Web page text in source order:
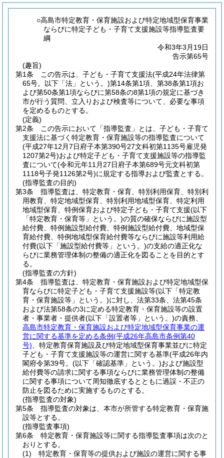
○高島市特定教育・保育施設および特定地域型保育事業
ならびに特定子ども・子育て支援施設等指導監査要
綱
令和3年3月19日
告示第65号
(趣旨)
第1条
この告示は、子ども・子育て支援法(平成24年法律第
65号。以下「法」という。)第14条第1項、第38条第1項お
よび第50条第1項ならびに第58条の8第1項の規定に基づき
市が行う質問、立入りおよび検査等について、必要な事項
を定めるものとする。
(定義)
第2条
この告示において「指導監査」とは、子ども・子育て
支援法に基づく特定教育・保育施設等の指導監査について
(平成27年12月7日府子本第390号27文科初第1135号雇児発
1207第2号)および特定子ども・子育て支援施設等の指導監
査について(令和元年11月27日府子本第689号元文科初第
1118号子発1126第2号)に規定する指導および監査とする。
(指導監査の目的)
第3条
指導監査は、特定教育・保育、特別利用保育、特別利
用教育、特定地域型保育、特別利用地域型保育、特定利用
地域型保育、特例保育および特定子ども・子育て支援(以下
「特定教育・保育等」という。)の質の確保ならびに施設型
給付費、特例施設型給付費、特例施設型給付費、地域型保
育給付費、特例地域型保育給付費等ならびに施設等利用給
付費(以下「施設型給付費等」という。)の支給の適正化な
らびに業務管理体制の整備の適正化を図ることを目的とす
る。
(指導監査の方針)
第4条
指導監査は、特定教育・保育施設および特定地域型保
育ならびに特定子ども・子育て支援施設等(以下「特定教
育・保育施設等」という。)に対し、法第33条、法第45条
および法第58条の3に定める特定教育・保育施設等の設置
者・事業者・提供者(以下「設置者等」という。)の責務、
高島市特定教育・保育施設および特定地域型保育事業の運
営に関する基準を定める条例(平成26年高島市条例第40
号) 、特定教育保育施設及び特定地域型保育事業並びに特定
子ども・子育て支援施設等の運営に関する基準(平成26年内
閣府令第39号。 (以下「確認基準」という。)および施設型
給付費等の請求に関する事項ならびに業務管理体制の整備
に関する事項について周知徹底するとともに過誤・不正の
防止を図るために実施するものとする。
(指導監査の対象)
第5条
指導監査の対象は、本市が所管する特定教育・保育施
設等とする。
(指導監査事項)
第6条
特定教育・保育施設等に関する指導監査事項は次のと
おりとする。
(1)
特定教育・保育等の提供および施設の運営に関する事